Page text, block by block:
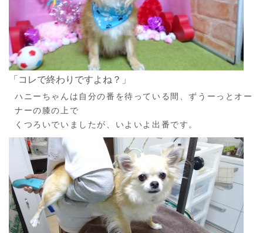
「コレで終わりですよね？」
ハニーちゃんは自分の番を待っている間、ずうーっとオー
ナーの膝の上で
くつろいでいましたが、いよいよ出番です。